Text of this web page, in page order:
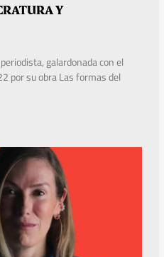
Y
galardonada con el
por su obra Las formas del